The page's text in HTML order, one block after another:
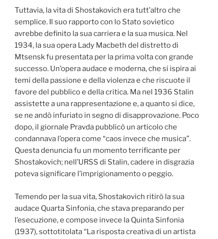
Tuttavia, la vita di Shostakovich era tutt’altro che
semplice. Il suo rapporto con lo Stato sovietico
avrebbe definito la sua carriera e la sua musica. Nel
1934, la sua opera Lady Macbeth del distretto di
Mtsensk fu presentata per la prima volta con grande
successo. Un’opera audace e moderna, che si ispira ai
temi della passione e della violenza e che riscuote il
favore del pubblico e della critica. Ma nel 1936 Stalin
assistette a una rappresentazione e, a quanto si dice,
se ne andò infuriato in segno di disapprovazione. Poco
dopo, il giornale Pravda pubblicò un articolo che
condannava l’opera come “caos invece che musica”.
Questa denuncia fu un momento terrificante per
Shostakovich; nell’URSS di Stalin, cadere in disgrazia
poteva significare l’imprigionamento o peggio.
Temendo per la sua vita, Shostakovich ritirò la sua
audace Quarta Sinfonia, che stava preparando per
l’esecuzione, e compose invece la Quinta Sinfonia
(1937), sottotitolata “La risposta creativa di un artista